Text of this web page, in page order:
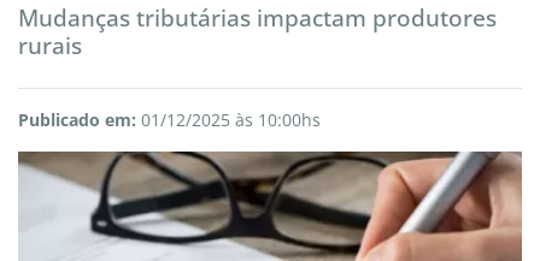
Mudanças tributárias impactam produtores
rurais
Publicado em: 01/12/2025 às 10:00hs